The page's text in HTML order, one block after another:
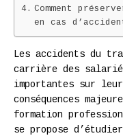
Comment
en cas
Les accidents du
carrière des
importantes sur
conséquences
formation
se propose